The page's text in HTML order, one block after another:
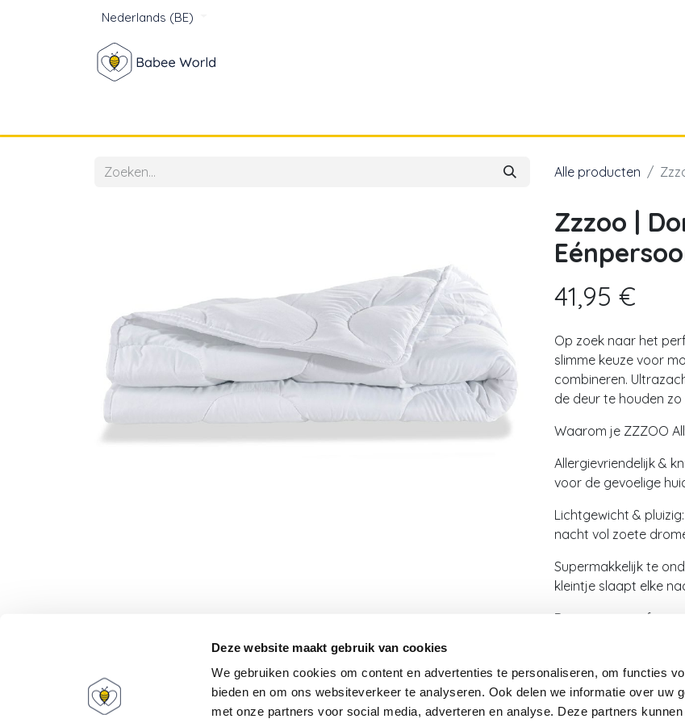
Deze website maakt gebruik van cookies
We gebruiken cookies om content en advertenties te personaliseren, om functies
bieden en om ons websiteverkeer te analyseren. Ook delen we informatie over uw
met onze partners voor social media, adverteren en analyse. Deze partners
Nederlands (BE)
Alle producten
Zzzoo |
41,95 €
Op zoek naar het
slimme keuze voor
combineren.
de deur te houden
Waarom je ZZZOO
Allergievriendelijk &
voor de gevoelige
Lichtgewicht &
nacht vol zoete
Supermakkelijk te
kleintje slaapt elke
Duurzaam comfort
Met een combinatie
biedt dit dekbed
allergieën en hallo